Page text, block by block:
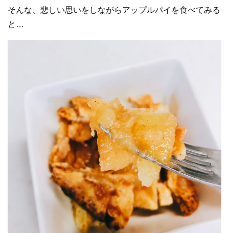
そんな、悲しい思いをしながらアップルパイを食べてみる
と…